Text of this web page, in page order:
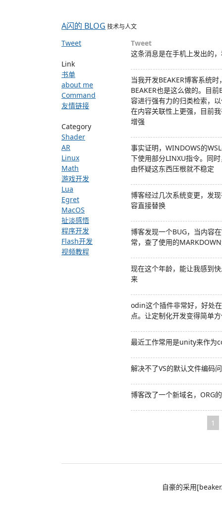
A闪的 BLOG 技术与人文
Tweet
Link
书单
about me
Command
友情链接
Category
Shader
AR
Linux
Math
游戏开发
Lua
Egret
MacOS
扯淡感悟
程序开发
Flash开发
视频教程
Tweet
这条消息是在手机上发出的
当我开发BEAKER博客系统
BEAKER也是这么做的。目
容进行强有力的归类检索，
在内容关联性上更强，目前
增强
事实证明，WINDOWS的
下使用部分LINXU指令。同
由怀疑这东西压根就不稳定
博客经过几次系统变更，发
容直接替换
博客发现一个BUG，当内容
常，查了使用的
现在这个年龄，能让我感到
来
odin这个插件非常好，好处
点。让定制化开发变得简单
最近工作常用是unity来作为
解决不了VS的默认文件编码
博客改了一个新域名，ORG
1
自豪的采用